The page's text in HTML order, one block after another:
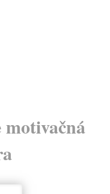
motivačná